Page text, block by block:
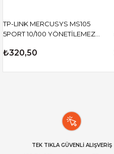
TP-LINK MERCUSYS MS105
5PORT 10/100 YÖNETİLEMEZ
₺320,50
TEK TIKLA GÜVENLİ ALIŞVERİŞ